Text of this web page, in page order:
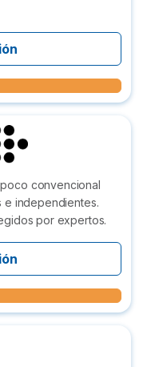
convencional
e independientes.
por expertos.